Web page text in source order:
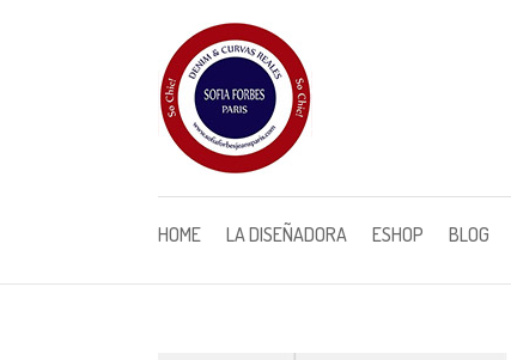
HOME LA DISEÑADORA ESHOP BLOG